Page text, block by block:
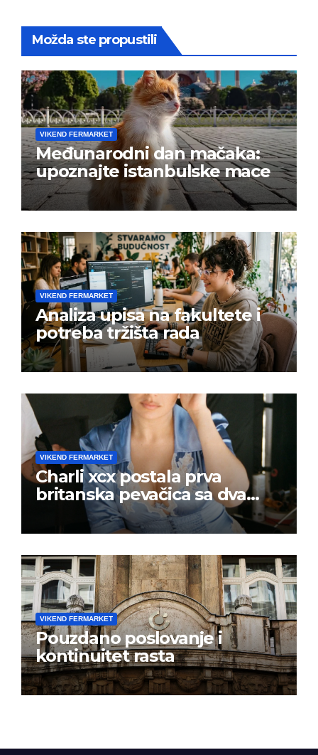
Možda ste propustili
VIKEND FERMARKET
Međunarodni dan mačaka:
upoznajte istanbulske mace
VIKEND FERMARKET
Analiza upisa na fakultete i
potreba tržišta rada
VIKEND FERMARKET
Charli xcx postala prva
britanska pevačica sa dva
albuma na prvom mestu u
istoj kalendarskoj godini
VIKEND FERMARKET
Pouzdano poslovanje i
kontinuitet rasta